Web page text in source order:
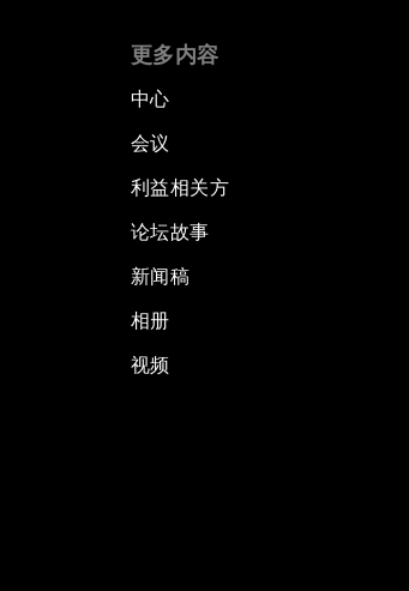
更多内容
中心
会议
利益相关方
论坛故事
新闻稿
相册
视频